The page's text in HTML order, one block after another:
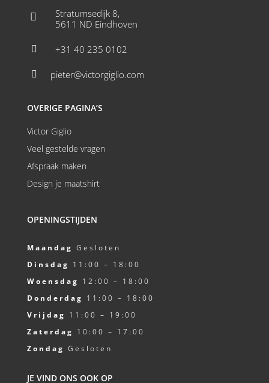

Stratumsedijk 8,
5611 ND Eindhoven
 +31 40 235 0102
 pieter@victorgiglio.com
OVERIGE PAGINA’S
Victor Giglio
Veel gestelde vragen
Afspraak maken
Design je maatshirt
OPENINGSTIJDEN
Maandag Gesloten
Dinsdag 11:00 – 18:00
Woensdag 12:00 – 18:00
Donderdag 11:00 – 18:00
Vrijdag 11:00 – 19:00
Zaterdag 10:00 – 17:00
Zondag Gesloten
JE VIND ONS OOK OP